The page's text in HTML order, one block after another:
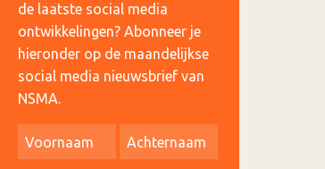
de laatste social media
ontwikkelingen? Abonneer je
hieronder op de maandelijkse
social media nieuwsbrief van
NSMA.